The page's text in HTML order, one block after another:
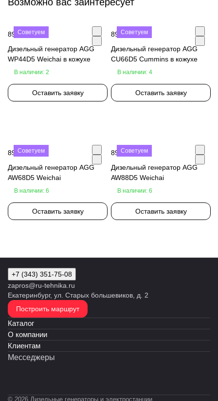
Советуем
890 000 ₽
Дизельный генератор AGG
WP44D5 Weichai в кожухе
В наличии: 2
Оставить заявку
Советуем
890 000 ₽
Дизельный генератор AGG
CU66D5 Cummins в кожухе
В наличии: 4
Оставить заявку
Советуем
890 000 ₽
Дизельный генератор AGG
AW68D5 Weichai
В наличии: 6
Оставить заявку
Советуем
890 000 ₽
Дизельный генератор AGG
AW88D5 Weichai
В наличии: 6
Оставить заявку
+7 (343) 351-75-08
zapros@ru-tehnika.ru
Екатеринбург, ул. Старых большевиков, д. 2
Построить маршрут
Каталог
О компании
Клиентам
Месседжеры
© 2026 Дизельные генераторы и электростанции